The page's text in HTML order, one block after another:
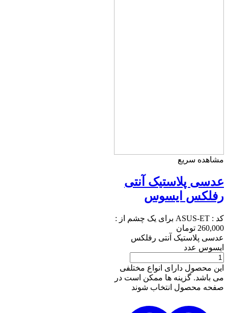
مشاهده سریع
عدسی پلاستیک آنتی
رفلکس ایسوس
کد : ASUS-ET برای یک چشم از :
260,000 تومان
عدسی پلاستیک آنتی رفلکس
ایسوس عدد
این محصول دارای انواع مختلفی
می باشد. گزینه ها ممکن است در
صفحه محصول انتخاب شوند